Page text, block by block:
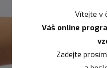
Vítejte v
Váš online
Zadejte